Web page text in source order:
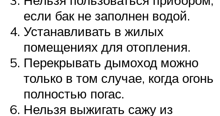
если бак не заполнен водой.
Устанавливать в жилых
помещениях для отопления.
Перекрывать дымоход можно
только в том случае, когда огонь
полностью погас.
Нельзя выжигать сажу из